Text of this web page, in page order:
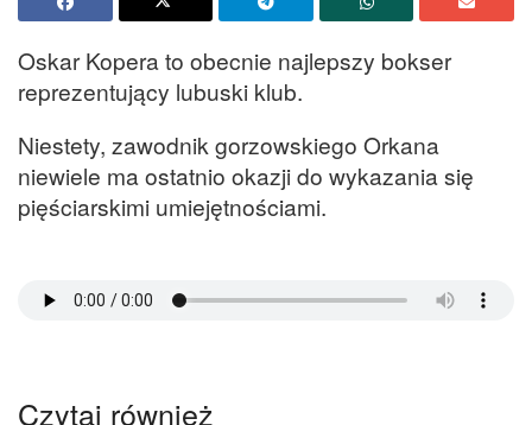
Oskar Kopera to obecnie najlepszy bokser
reprezentujący lubuski klub.
Niestety, zawodnik gorzowskiego Orkana
niewiele ma ostatnio okazji do wykazania się
pięściarskimi umiejętnościami.
Czytaj również